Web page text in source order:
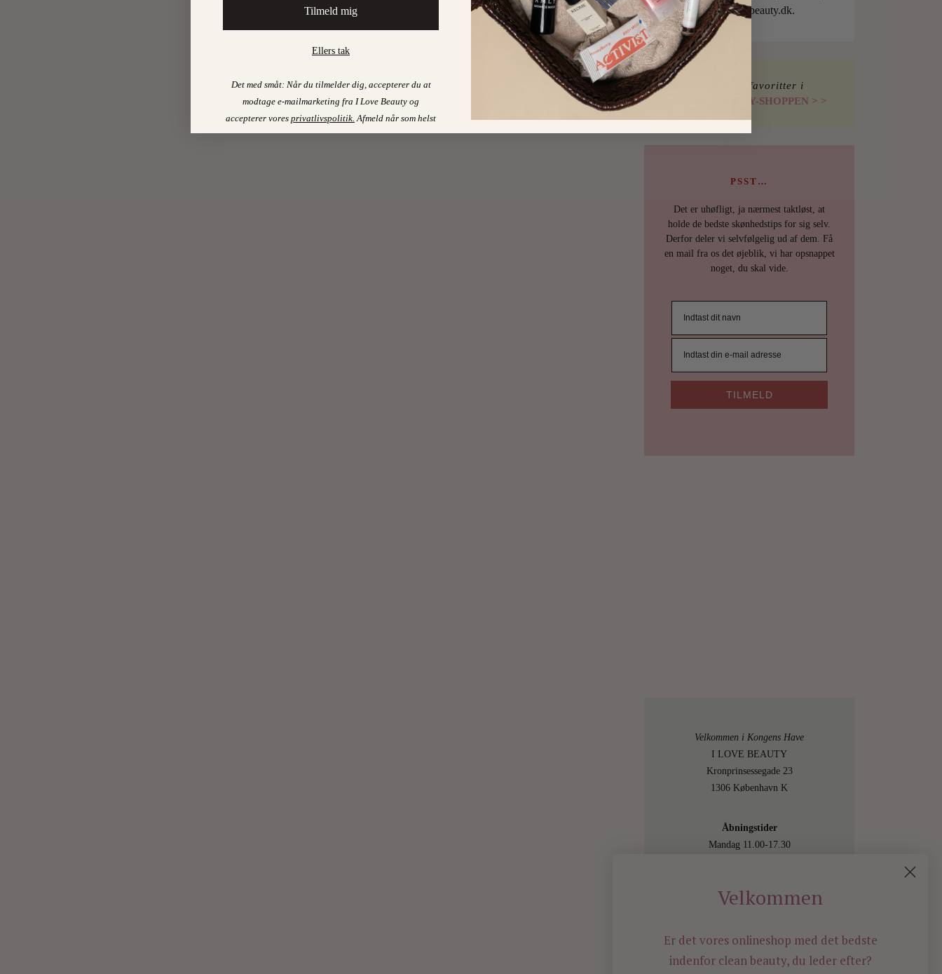
shop.ilovebeauty.dk.
Find mine favoritter i
I LOVE BEAUTY-SHOPPEN > >
PSST…
Det er uhøfligt, ja nærmest taktløst, at
holde de bedste skønhedstips for sig selv.
Derfor deler vi selvfølgelig ud af dem. Få
en mail fra os det øjeblik, vi har opsnappet
noget, du skal vide.
TILMELD
Velkommen i Kongens Have
I LOVE BEAUTY
Kronprinsessegade 23
1306 København K
Åbningstider
Mandag 11.00-17.30
Torsdag 11.00-17.30
Besøg os også online på
shop.ilovebeauty.dk
Velkommen
Er det vores onlineshop med det bedste
indenfor clean beauty, du leder efter?
Tilmeld mig
Ellers tak
Det med småt: Når du tilmelder dig, accepterer du at
modtage e-mailmarketing fra I Love Beauty og
accepterer vores privatlivspolitik. Afmeld når som helst